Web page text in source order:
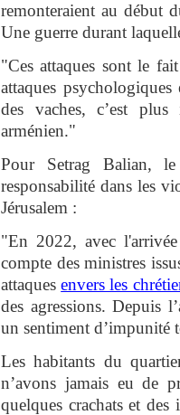
remonteraient au début
Une guerre durant
"Ces attaques sont le
attaques
des vaches, c’est
arménien."
Pour Setrag Balian,
responsabilité dans les
Jérusalem :
"En 2022, avec
compte des ministres
attaquesenvers les
des agressions. Depuis
un sentiment d’impunité
Les habitants du
n’avons jamais eu de
quelques crachats et